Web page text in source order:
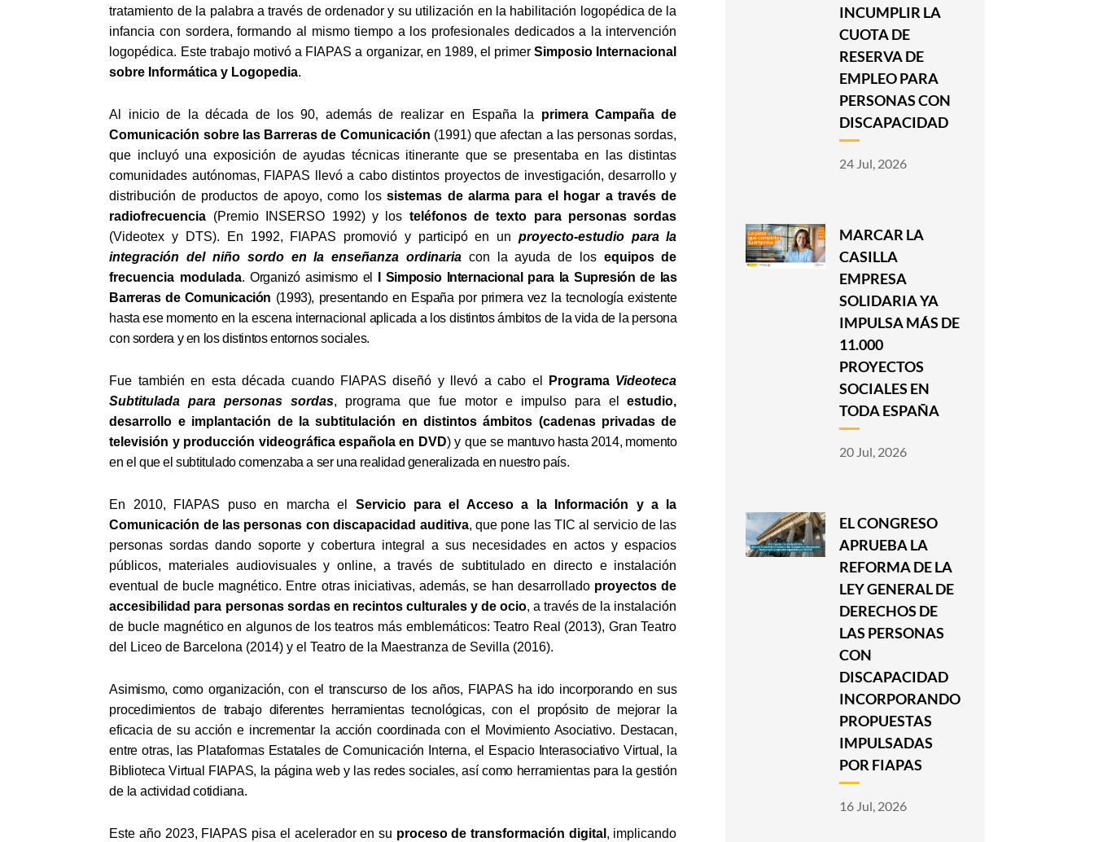
tratamiento de la palabra a través de ordenador y su utilización en la habilitación logopédica de la
infancia con sordera, formando al mismo tiempo a los profesionales dedicados a la intervención
logopédica. Este trabajo motivó a FIAPAS a organizar, en 1989, el primerSimposio Internacional
sobre Informática y Logopedia.
Al inicio de la década de los 90, además de realizar en España la primera Campaña de
Comunicación sobre las Barreras de Comunicación (1991) que afectan a las personas sordas,
que incluyó una exposición de ayudas técnicas itinerante que se presentaba en las distintas
comunidades autónomas, FIAPAS llevó a cabo distintos proyectos de investigación, desarrollo y
distribución de productos de apoyo, como lossistemas de alarma para el hogar a través de
radiofrecuencia (Premio INSERSO 1992) y los teléfonos de texto para personas sordas
(Videotex y DTS). En 1992, FIAPAS promovió y participó en un proyecto-estudio para la
integración del niño sordo en la enseñanza ordinaria con la ayuda de los equipos de
frecuencia modulada. Organizó asimismo el
I Simposio Internacional para la Supresión de las
Barreras de Comunicación (1993), presentando en España por primera vez la tecnología existente
hasta ese momento en la escena internacional aplicada a los distintos ámbitos de la vida de la persona
con sordera y en los distintos entornos sociales.
Fue también en esta década cuando FIAPAS diseñó y llevó a cabo el Programa Videoteca
Subtitulada para personas sordas, programa que fue motor e impulso para elestudio,
desarrollo e implantación de la subtitulación en distintos ámbitos (cadenas privadas de
televisión y producción videográfica española en DVD) y que se mantuvo hasta 2014, momento
en el que el subtitulado comenzaba a ser una realidad generalizada en nuestro país.
En 2010, FIAPAS puso en marcha el Servicio para el Acceso a la Información y a la
Comunicación de las personas con discapacidad auditiva, que pone las TIC al servicio de las
personas sordas dando soporte y cobertura integral a sus necesidades en actos y espacios
públicos, materiales audiovisuales y online, a través de subtitulado en directo e instalación
eventual de bucle magnético. Entre otras iniciativas, además, se han desarrollado proyectos de
accesibilidad para personas sordas en recintos culturales y de ocio, a través de la instalación
de bucle magnético en algunos de los teatros más emblemáticos: Teatro Real (2013), Gran Teatro
del Liceo de Barcelona (2014) y el Teatro de la Maestranza de Sevilla (2016).
Asimismo, como organización, con el transcurso de los años, FIAPAS ha ido incorporando en sus
procedimientos de trabajo diferentes herramientas tecnológicas, con el propósito de mejorar la
eficacia de su acción e incrementar la acción coordinada con el Movimiento Asociativo. Destacan,
entre otras, las Plataformas Estatales de Comunicación Interna, el Espacio Interasociativo Virtual, la
Biblioteca Virtual FIAPAS, la página web y las redes sociales, así como herramientas para la gestión
de la actividad cotidiana.
Este año 2023, FIAPAS pisa el acelerador en su proceso de transformación digital , implicando
INCUMPLIR LA
CUOTA DE
RESERVA DE
EMPLEO PARA
PERSONAS CON
DISCAPACIDAD
24 Jul, 2026
MARCAR LA
CASILLA
EMPRESA
SOLIDARIA YA
IMPULSA MÁS DE
11.000
PROYECTOS
SOCIALES EN
TODA ESPAÑA
20 Jul, 2026
EL CONGRESO
APRUEBA LA
REFORMA DE LA
LEY GENERAL DE
DERECHOS DE
LAS PERSONAS
CON
DISCAPACIDAD
INCORPORANDO
PROPUESTAS
IMPULSADAS
POR FIAPAS
16 Jul, 2026